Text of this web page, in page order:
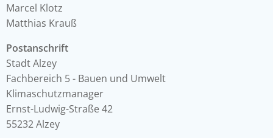
Marcel Klotz
Matthias Krauß
Postanschrift
Stadt Alzey
Fachbereich 5 - Bauen und Umwelt
Klimaschutzmanager
Ernst-Ludwig-Straße 42
55232 Alzey